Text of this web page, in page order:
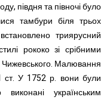
півдня та півночі було
тамбури біля трьох
триярусний
рококо зі срібними
Малювання
ст. У 1752 р. вони були
українським